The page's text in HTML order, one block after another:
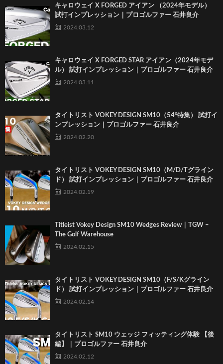
キャロウェイ X FORGED アイアン （2024年モデル）
試打インプレッション｜プロゴルファー 石井良介
2024.03.12
キャロウェイ X FORGED STAR アイアン（2024年モデ
ル） 試打インプレッション｜プロゴルファー 石井良介
2024.03.11
タイトリスト VOKEY DESIGN SM10（54°特集） 試打イ
ンプレッション｜プロゴルファー 石井良介
2024.02.20
タイトリスト VOKEY DESIGN SM10（M/D/Tグライン
ド） 試打インプレッション｜プロゴルファー 石井良介
2024.02.19
Titleist Vokey Design SM10 Wedges Review｜TGW –
The Golf Warehouse
2024.02.15
タイトリスト VOKEY DESIGN SM10（F/S/Kグライン
ド） 試打インプレッション｜プロゴルファー 石井良介
2024.02.14
タイトリスト SM10 ウェッジ フィッティング体験 【後
編】｜プロゴルファー 石井良介
2024.02.12